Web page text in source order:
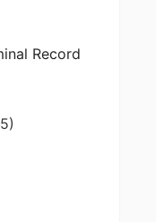
Record